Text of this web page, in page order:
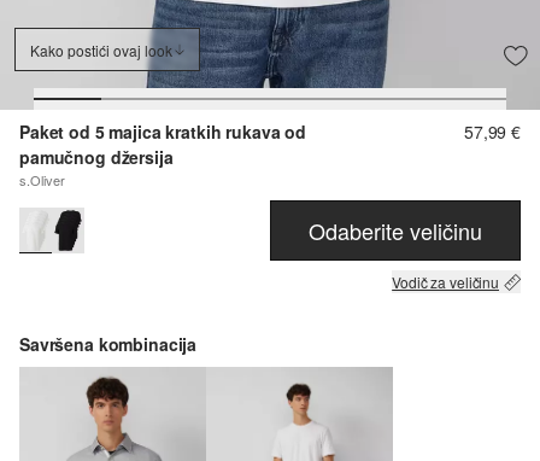
Kako postići ovaj look
Paket od 5 majica kratkih rukava od
pamučnog džersija
s.Oliver
57,99 €
Odaberite veličinu
Vodič za veličinu
Savršena kombinacija